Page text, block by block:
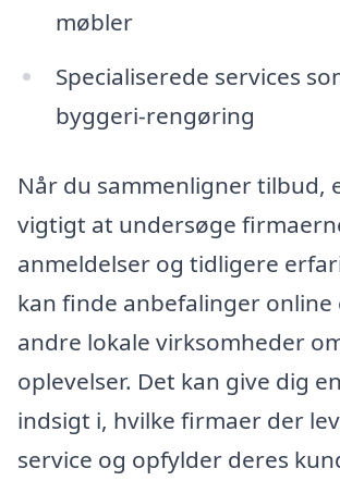
møbler
Specialiserede services
byggeri-rengøring
Når du sammenligner tilbud,
vigtigt at undersøge
anmeldelser og tidligere
kan finde anbefalinger online
andre lokale virksomheder
oplevelser. Det kan give dig
indsigt i, hvilke firmaer der
service og opfylder deres